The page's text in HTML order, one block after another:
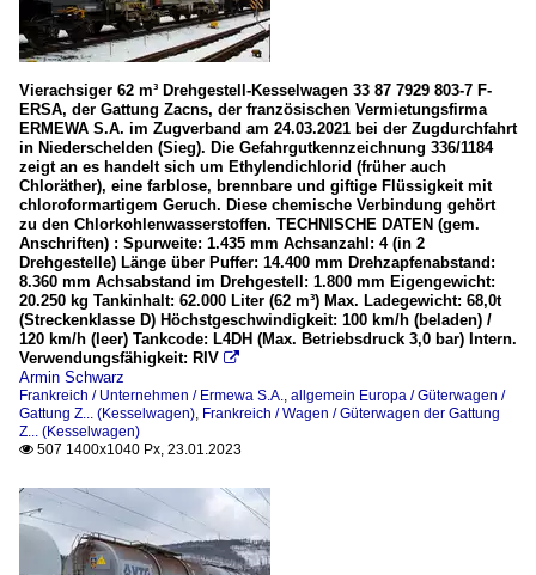
Vierachsiger 62 m³ Drehgestell-Kesselwagen 33 87 7929 803-7 F-
ERSA, der Gattung Zacns, der französischen Vermietungsfirma
ERMEWA S.A. im Zugverband am 24.03.2021 bei der Zugdurchfahrt
in Niederschelden (Sieg). Die Gefahrgutkennzeichnung 336/1184
zeigt an es handelt sich um Ethylendichlorid (früher auch
Chloräther), eine farblose, brennbare und giftige Flüssigkeit mit
chloroformartigem Geruch. Diese chemische Verbindung gehört
zu den Chlorkohlenwasserstoffen. TECHNISCHE DATEN (gem.
Anschriften) : Spurweite: 1.435 mm Achsanzahl: 4 (in 2
Drehgestelle) Länge über Puffer: 14.400 mm Drehzapfenabstand:
8.360 mm Achsabstand im Drehgestell: 1.800 mm Eigengewicht:
20.250 kg Tankinhalt: 62.000 Liter (62 m³) Max. Ladegewicht: 68,0t
(Streckenklasse D) Höchstgeschwindigkeit: 100 km/h (beladen) /
120 km/h (leer) Tankcode: L4DH (Max. Betriebsdruck 3,0 bar) Intern.
Verwendungsfähigkeit: RIV 
Armin Schwarz
Frankreich / Unternehmen / Ermewa S.A., allgemein Europa / Güterwagen /
Gattung Z... (Kesselwagen), Frankreich / Wagen / Güterwagen der Gattung
Z... (Kesselwagen)
 507 1400x1040 Px, 23.01.2023